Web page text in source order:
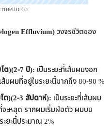
Effluvium)วงจรชีวิตของ
ต)(2-7 ปี): เป็นระยะที่เส้นผมงอก
นผมที่อยู่ในระยะนี้มากถึง 80-90 %
ต)(2-3 สัปดาห์): เป็นระยะที่เส้นผม
ะหลุด รากผมเริ่มฝ่อตัว ผมบน
ยะนี้ประมาณ 2%